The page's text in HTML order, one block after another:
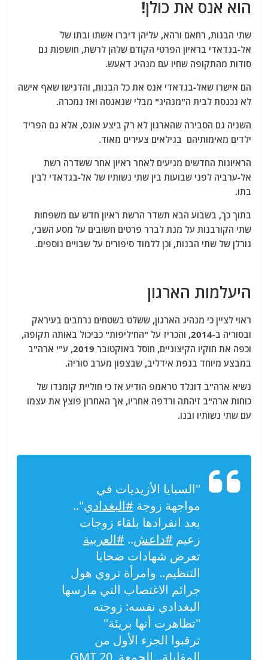
הוא אנס את כולן!
שתי הבנות, רחאם ורהא, עליהן דיברו אשתו ובתו של
אל-בגדאדי בראיון הפרטי הקודם שלהן לרשת, חושפות גם
סודות מהתקופה שחיו עם מנהיג דאעש.
הם אישרו שאל-בגדאדי אנס את כל הבנות, והדגישו שאף אישה
לא נכנסת לבית ה"מנהיג" מבלי שנאנסה ואז נמכרה.
השניה גם הסבירה שהארגון לא רק ביצע אונס, אלא גם הפריד
ילדים מאימותיהם בגילאים צעירים מאוד.
הראיונות החדשים מגיעים לאחר ראיון אחר ששדרה רשת
אל-ערביה לפני שבועות בין שתי נשותיו של אל-בגדאדי לבין
בתו.
בתוך כך, בשבוע הבא תשדר הרשת ראיון חדש עם משפחות
שתי הקורבנות על מנת לברר פרטים חשובים על מסע השבי,
גורלן של שתי הבנות, וכן ללמוד סיפורים על שבויים נוספים.
היעלמות הארגון
ראוי לציין כי מנהיג הארגון, ששלט בשטחים נרחבים בעיראק
ובסוריה ב-2014, והכריז על "הח'ליפות" כביכול באותה תקופה,
וכפה את חוקיו הקיצוניים, חוסל באוקטובר 2019, ע"י ארה"ב
במבצע מיוחד בנפת אידליב, שבצפון מערב סוריה.
נשיא ארה"ב דונלד טראמפ הודיע ​​אז כי חוליית קומנדו של
כוחות ארה"ב זיהתה ורדפה אחריו, אך האחרון פוצץ את עצמו
עם שתי נשותיו ובנו.
"السبايا الأزيديات في
مواجهة زوجة#البغدادي"..
بعد انفرادها بلقاء زوجات
زعيم#داعش..#العربية
تعرض شهادات ضحايا
التنظيم.. وامرأة تروي هول
جرائم الاغتصاب التي مارسها
البغدادي نفسه: زوجته
"تظاهرت أنها بريئة"
ترقبوا الجزء الأول من
المقابلة.. الجمعة, 20 GMT.